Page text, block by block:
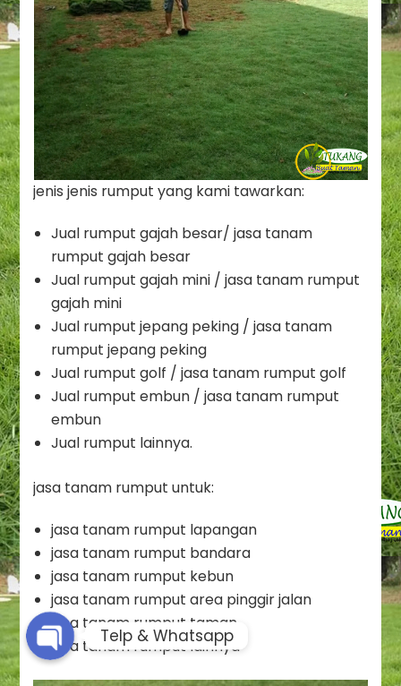
jenis jenis rumput yang kami tawarkan:
Jual rumput gajah besar/ jasa tanam
rumput gajah besar
Jual rumput gajah mini / jasa tanam rumput
gajah mini
Jual rumput jepang peking / jasa tanam
rumput jepang peking
Jual rumput golf / jasa tanam rumput golf
Jual rumput embun / jasa tanam rumput
embun
Jual rumput lainnya.
jasa tanam rumput untuk:
jasa tanam rumput lapangan
jasa tanam rumput bandara
jasa tanam rumput kebun
jasa tanam rumput area pinggir jalan
jasa tanam rumput taman
jasa tanam rumput lainnya
Whatsapp
Telp & Whatsapp